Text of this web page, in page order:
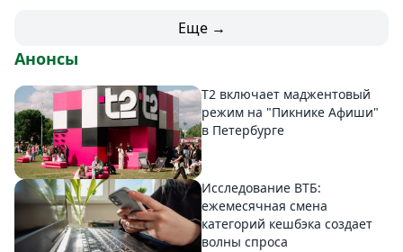
Еще →
Анонсы
Т2 включает маджентовый
режим на "Пикнике Афиши"
в Петербурге
Исследование ВТБ:
ежемесячная смена
категорий кешбэка создает
волны спроса